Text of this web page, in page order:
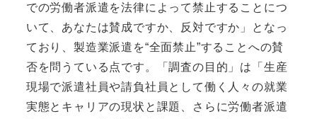
での労働者派遣を法律によって禁止することにつ
いて、あなたは賛成ですか、反対ですか」となっ
ており、製造業派遣を“全面禁止”することへの賛
否を問うている点です。「調査の目的」は「生産
現場で派遣社員や請負社員として働く人々の就業
実態とキャリアの現状と課題、さらに労働者派遣